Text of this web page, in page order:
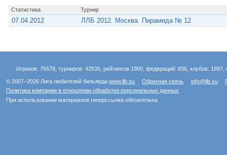
Статистика Турнир
07.04.2012 ЛЛБ 2012. Москва. Пирамида № 12
Игроков: 75678, турниров: 42535, рейтингов 1900, федераций: 836, клубов:
© 2007–2026 Лига любителей бильярдаwww.llb.su Обратная связь info@llb.su
Политика компании в отношении обработки персональных данных
При использовании материалов гиперссылка обязательна.